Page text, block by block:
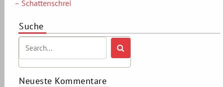
– Schattenschrei
Suche
Neueste Kommentare